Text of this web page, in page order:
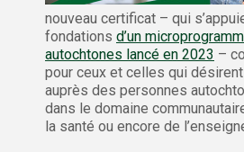
nouveau certificat – qui
fondations d’un
autochtones lancé en 2023 –
pour ceux et celles qui
auprès des personnes
dans le domaine
la santé ou encore de